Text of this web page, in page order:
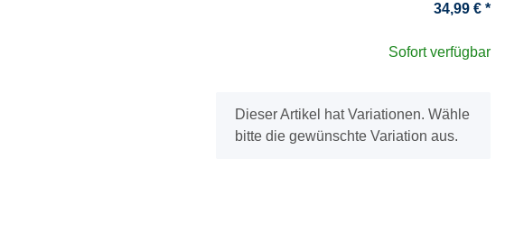
34,99 € *
Sofort verfügbar
xDieser Artikel hat Variationen. Wähle
bitte die gewünschte Variation aus.